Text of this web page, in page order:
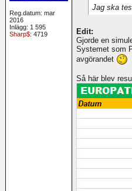
Reg.datum: mar
2016
Inlägg: 1 595
Sharp$: 4719
Jag ska
Edit:
Gjorde en
Systemet som
avgörandet
Så här blev